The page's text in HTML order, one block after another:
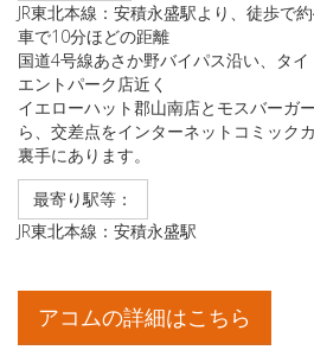
JR東北本線：安積永盛駅より、徒歩で約
車で10分ほどの距離
国道4号線あさか野バイパス沿い、タ
エントパーク店近く
イエローハット郡山南店とモスバーガ
ら、交差点をインターネットコミック
裏手にあります。
最寄り駅等：
JR東北本線：安積永盛駅
アコムの詳細はこちら